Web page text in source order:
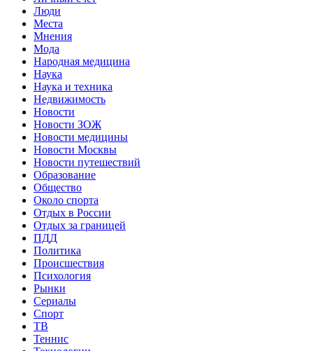
Люди
Места
Мнения
Мода
Народная медицина
Наука
Наука и техника
Недвижимость
Новости
Новости ЗОЖ
Новости медицины
Новости Москвы
Новости путешествий
Образование
Общество
Около спорта
Отдых в России
Отдых за границей
ПДД
Политика
Происшествия
Психология
Рынки
Сериалы
Спорт
ТВ
Теннис